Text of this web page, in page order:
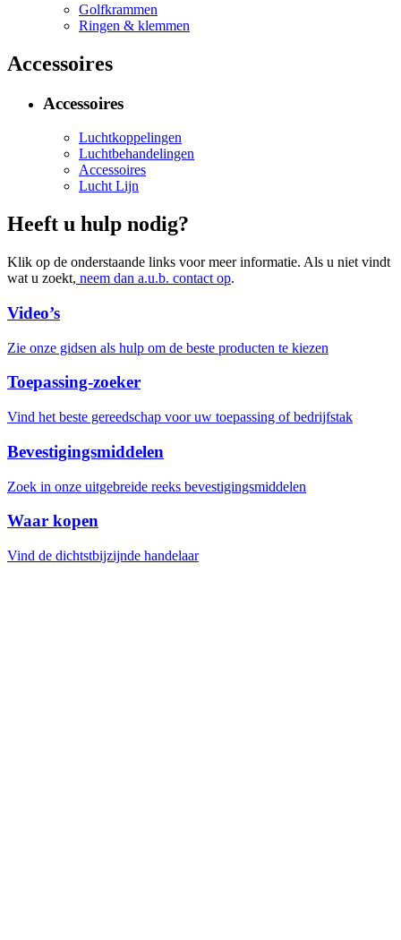
Golfkrammen
Ringen & klemmen
Accessoires
Accessoires
Luchtkoppelingen
Luchtbehandelingen
Accessoires
Lucht Lijn
Heeft u hulp nodig?
Klik op de onderstaande links voor meer informatie. Als u niet vindt
wat u zoekt, neem dan a.u.b. contact op.
Video’s
Zie onze gidsen als hulp om de beste producten te kiezen
Toepassing-zoeker
Vind het beste gereedschap voor uw toepassing of bedrijfstak
Bevestigingsmiddelen
Zoek in onze uitgebreide reeks bevestigingsmiddelen
Waar kopen
Vind de dichtstbijzijnde handelaar